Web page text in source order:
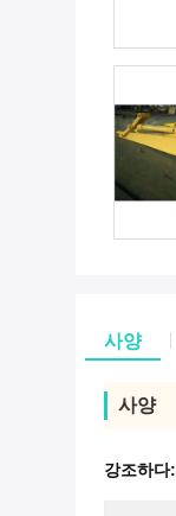
사양
사양
강조하다: